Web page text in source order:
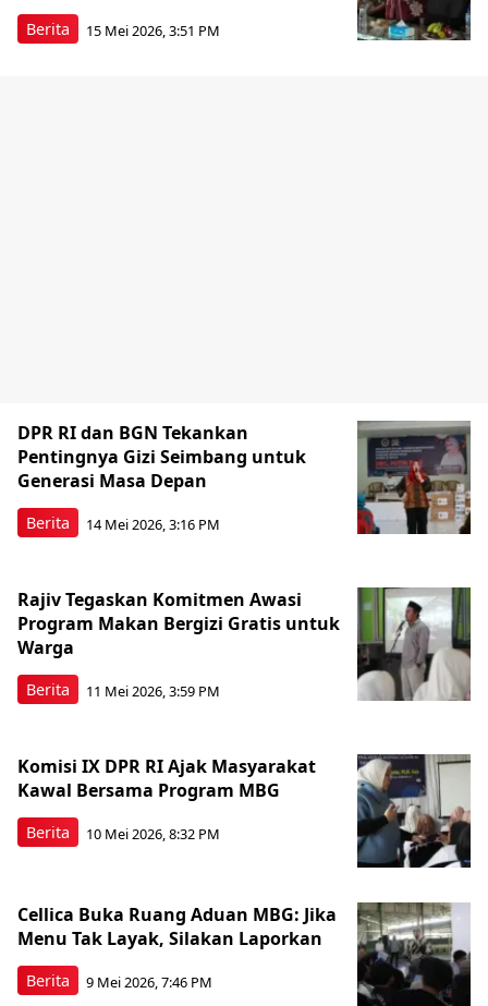
Berita 15 Mei 2026, 3:51 PM
Berita
DPR RI dan BGN Tekankan
Pentingnya Gizi Seimbang untuk
Generasi Masa Depan
14 Mei 2026, 3:16 PM
Berita
Rajiv Tegaskan Komitmen Awasi
Program Makan Bergizi Gratis untuk
Warga
11 Mei 2026, 3:59 PM
Berita
Komisi IX DPR RI Ajak Masyarakat
Kawal Bersama Program MBG
10 Mei 2026, 8:32 PM
Berita
Cellica Buka Ruang Aduan MBG: Jika
Menu Tak Layak, Silakan Laporkan
9 Mei 2026, 7:46 PM